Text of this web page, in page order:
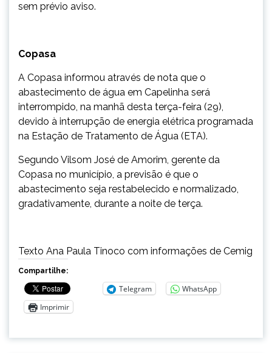
sem prévio aviso.
Copasa
A Copasa informou através de nota que o
abastecimento de água em Capelinha será
interrompido, na manhã desta terça-feira (29),
devido à interrupção de energia elétrica programada
na Estação de Tratamento de Água (ETA).
Segundo Vilsom José de Amorim, gerente da
Copasa no município, a previsão é que o
abastecimento seja restabelecido e normalizado,
gradativamente, durante a noite de terça.
Texto Ana Paula Tinoco com informações de Cemig
Compartilhe:
Telegram
WhatsApp
Imprimir